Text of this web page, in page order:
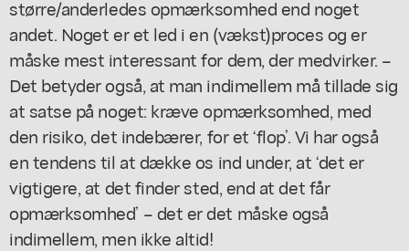
større/anderledes opmærksomhed end noget
andet. Noget er et led i en (vækst)proces og er
måske mest interessant for dem, der medvirker. –
Det betyder også, at man indimellem må tillade sig
at satse på noget: kræve opmærksomhed, med
den risiko, det indebærer, for et ‘flop’. Vi har også
en tendens til at dække os ind under, at ‘det er
vigtigere, at det finder sted, end at det får
opmærksomhed’ – det er det måske også
indimellem, men ikke altid!